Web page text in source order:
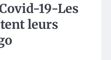
19-Les
leurs